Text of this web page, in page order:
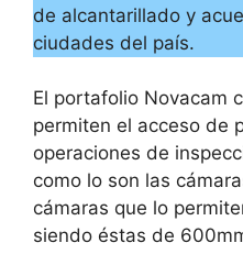
de alcantarillado y
ciudades del país.
El portafolio Novacam
permiten el acceso de
operaciones de
como lo son las
cámaras que lo
siendo éstas de